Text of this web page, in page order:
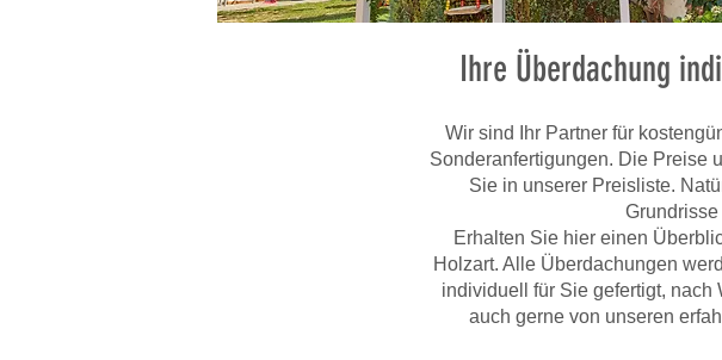
Ihre Überdachung
Wir sind Ihr Partner für
Sonderanfertigungen. Die Preise
Sie in unserer Preisliste.
Erhalten Sie hier einen
Holzart. Alle Überdachungen
individuell für Sie gefertigt, nach
auch gerne von unseren